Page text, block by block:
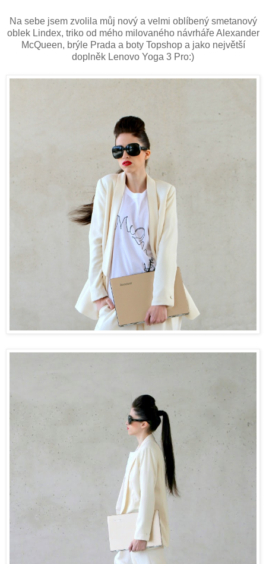
Na sebe jsem zvolila můj nový a velmi oblíbený smetanový
oblek Lindex, triko od mého milovaného návrháře Alexander
McQueen, brýle Prada a boty Topshop a jako největší
doplněk Lenovo Yoga 3 Pro:)